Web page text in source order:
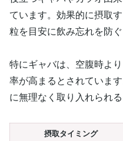
ています。効果的に摂取
粒を目安に飲み忘れを防ぐ
特にギャバは、空腹時よ
率が高まるとされていま
に無理なく取り入れられ
摂取タイミング